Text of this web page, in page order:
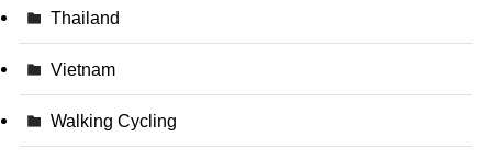
Thailand
Vietnam
Walking Cycling